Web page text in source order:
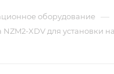
оборудование —
XDV для установки